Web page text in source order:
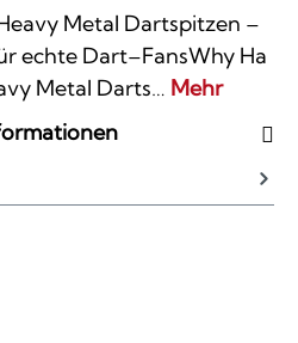
Metal Dartspitzen –
echte Dart–FansWhy Ha
Metal Darts… Mehr